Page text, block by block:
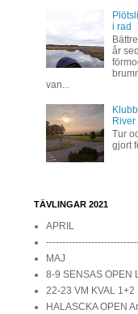
i rad
år
van...
River
Tur
gjort
TÄVLINGAR 2021
APRIL
MAJ
8-9 SENSAS OPEN
22-23 VM KVAL 1+2
HALASCKA OPEN